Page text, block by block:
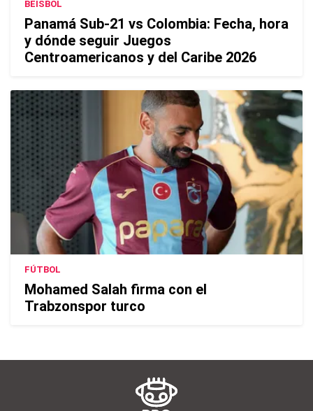
BEISBOL
Panamá Sub-21 vs Colombia: Fecha, hora
y dónde seguir Juegos
Centroamericanos y del Caribe 2026
FÚTBOL
Mohamed Salah firma con el
Trabzonspor turco